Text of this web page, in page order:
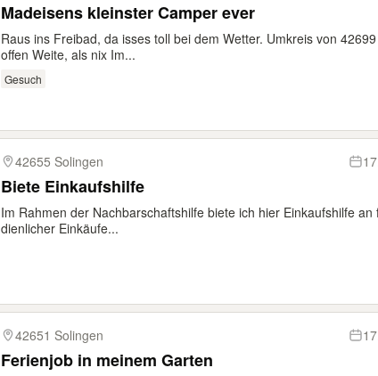
Madeisens kleinster Camper ever
Raus ins Freibad, da isses toll bei dem Wetter. Umkreis von
offen Weite, als nix Im...
Gesuch
42655 Solingen
Biete Einkaufshilfe
Im Rahmen der Nachbarschaftshilfe biete ich hier Einkaufshilfe an
dienlicher Einkäufe...
42651 Solingen
Ferienjob in meinem Garten